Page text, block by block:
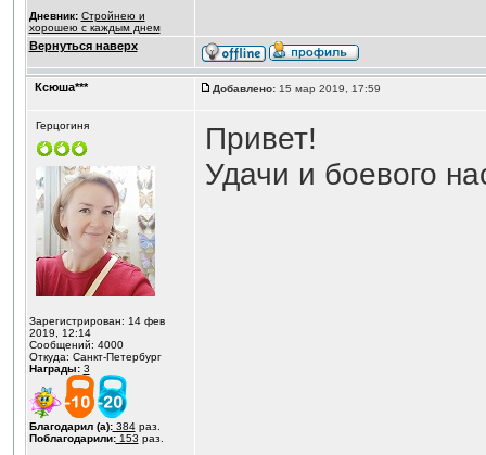
Дневник: Стройнею и
хорошею с каждым днем
Вернуться наверх
Ксюша*** Добавлено:15 мар 2019, 17:59
Герцогиня
Зарегистрирован: 14 фев
2019, 12:14
Сообщений: 4000
Откуда: Санкт-Петербург
Награды: 3
Благодарил (а):384раз.
Поблагодарили:153 раз.
Привет!
Удачи и боевого